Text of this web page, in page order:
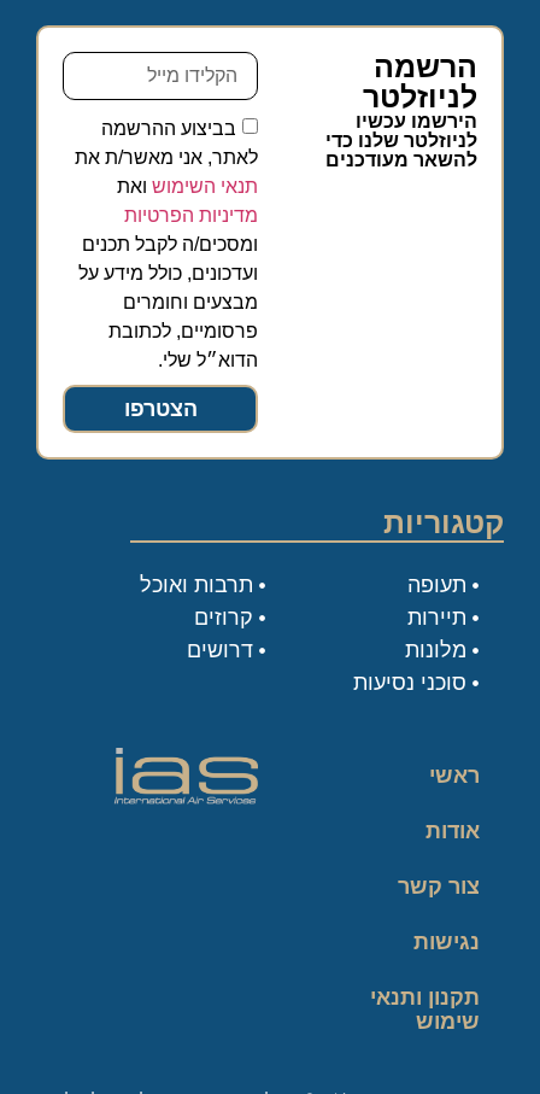
הרשמה
לניוזלטר
הירשמו עכשיו
לניוזלטר שלנו כדי
להשאר מעודכנים
בביצוע ההרשמה
לאתר, אני מאשר/ת את
תנאי השימוש ואת
מדיניות הפרטיות
ומסכים/ה לקבל תכנים
ועדכונים, כולל מידע על
מבצעים וחומרים
פרסומיים, לכתובת
הדוא״ל שלי.
הצטרפו
קטגוריות
תעופה
תיירות
מלונות
סוכני נסיעות
תרבות ואוכל
קרוזים
דרושים
ראשי
אודות
צור קשר
נגישות
תקנון ותנאי
שימוש